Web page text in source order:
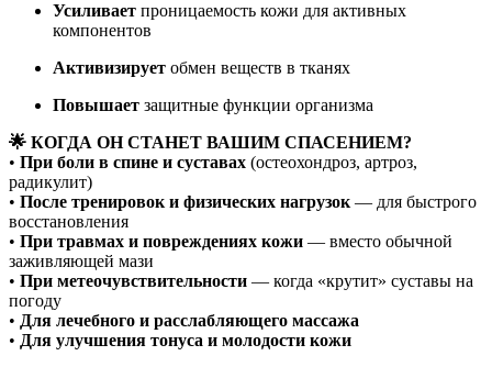
Усиливает проницаемость кожи для активных
компонентов
Активизирует обмен веществ в тканях
Повышает защитные функции организма
🌟 КОГДА ОН СТАНЕТ ВАШИМ СПАСЕНИЕМ?
• При боли в спине и суставах (остеохондроз, артроз,
радикулит)
• После тренировок и физических нагрузок — для быстрого
восстановления
• При травмах и повреждениях кожи — вместо обычной
заживляющей мази
• При метеочувствительности — когда «крутит» суставы на
погоду
• Для лечебного и расслабляющего массажа
• Для улучшения тонуса и молодости кожи